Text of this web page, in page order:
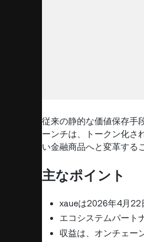
従来の静的な価値保存手
ーンチは、トークン化さ
い金融商品へと変革する
主なポイント
xaueは2026年4月22
エコシステムパート
収益は、オンチェー